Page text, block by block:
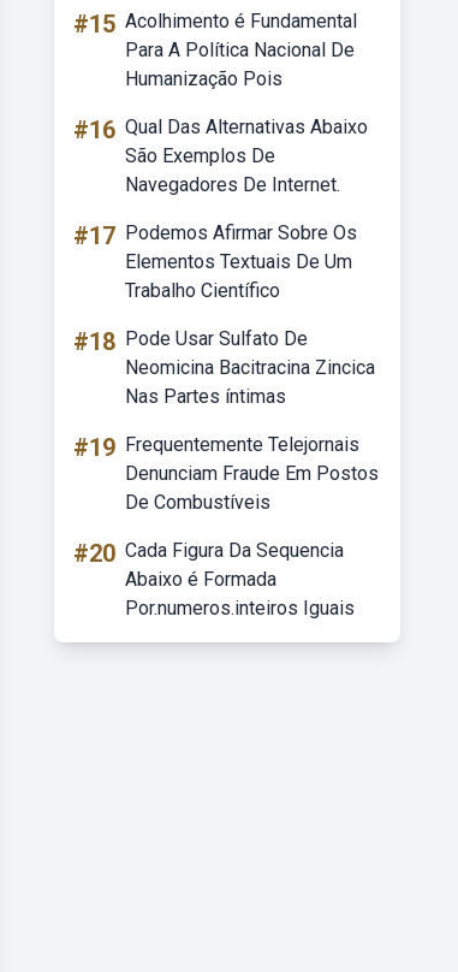
#15 Acolhimento é Fundamental
Para A Política Nacional De
Humanização Pois
#16 Qual Das Alternativas Abaixo
São Exemplos De
Navegadores De Internet.
#17 Podemos Afirmar Sobre Os
Elementos Textuais De Um
Trabalho Científico
#18 Pode Usar Sulfato De
Neomicina Bacitracina Zincica
Nas Partes íntimas
#19 Frequentemente Telejornais
Denunciam Fraude Em Postos
De Combustíveis
#20 Cada Figura Da Sequencia
Abaixo é Formada
Por.numeros.inteiros Iguais